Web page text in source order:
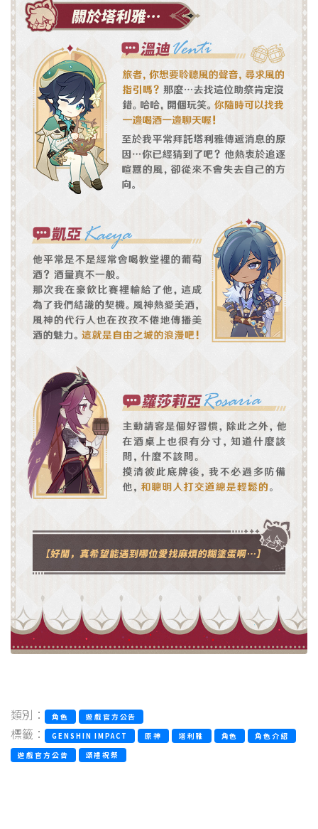
類別： 角色 遊戲官方公告
標籤： GENSHIN IMPACT 原神 塔利雅 角色
角色介紹
遊戲官方公告
頌禮祝祭